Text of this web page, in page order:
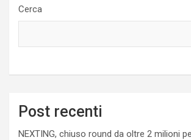
Cerca
Post recenti
NEXTING, chiuso round da oltre 2 milioni